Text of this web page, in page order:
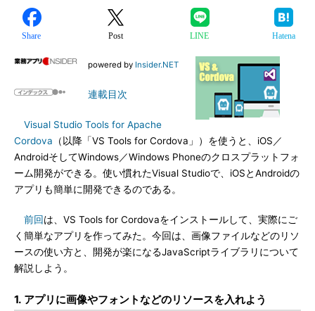
Share Post LINE Hatena
powered by Insider.NET
連載目次
Visual Studio Tools for Apache
Cordova （以降「VS Tools for Cordova」）を使うと、iOS／
AndroidそしてWindows／Windows Phoneのクロスプラットフォ
ーム開発ができる。使い慣れたVisual Studioで、iOSとAndroidの
アプリも簡単に開発できるのである。
前回は、VS Tools for Cordovaをインストールして、実際にご
く簡単なアプリを作ってみた。今回は、画像ファイルなどのリソ
ースの使い方と、開発が楽になるJavaScriptライブラリについて
解説しよう。
1. アプリに画像やフォントなどのリソースを入れよう